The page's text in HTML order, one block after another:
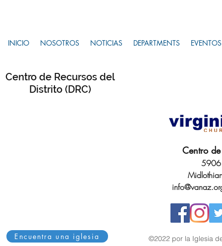
INICIO NOSOTROS NOTICIAS DEPARTMENTS EVENTOS
Centro de Recursos del
Distrito (DRC)
Encuentra una iglesia
Centro
5906
©2022 por la Iglesia